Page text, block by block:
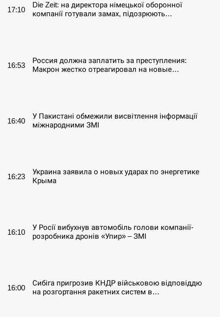
17:10
Die Zeit: на директора німецької оборонної
компанії готували замах, підозрюють…
16:53
Россия должна заплатить за преступления:
Макрон жестко отреагировал на новые…
16:40
У Пакистані обмежили висвітлення інформації
міжнародними ЗМІ
16:23
Украина заявила о новых ударах по энергетике
Крыма
16:10
У Росії вибухнув автомобіль голови компанії-
розробника дронів «Упир» – ЗМІ
16:00
Сибіга пригрозив КНДР військовою відповіддю
на розгортання ракетних систем в…